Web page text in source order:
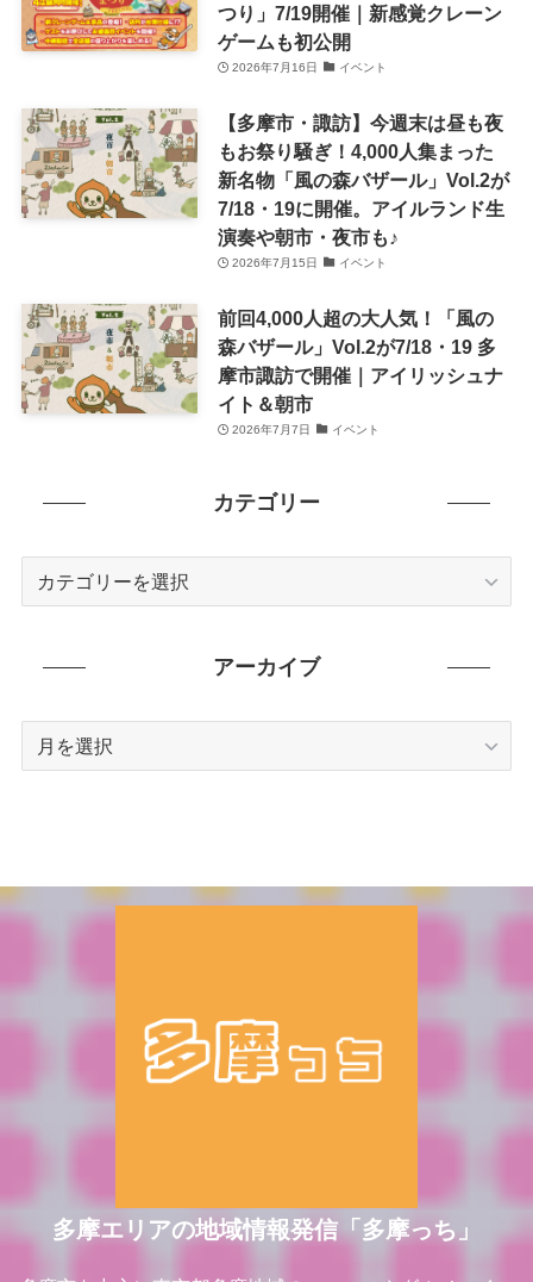
つり」7/19開催｜新感覚クレーン
ゲームも初公開
2026年7月16日 イベント
【多摩市・諏訪】今週末は昼も夜
もお祭り騒ぎ！4,000人集まった
新名物「風の森バザール」Vol.2が
7/18・19に開催。アイルランド生
演奏や朝市・夜市も♪
2026年7月15日 イベント
前回4,000人超の大人気！「風の
森バザール」Vol.2が7/18・19 多
摩市諏訪で開催｜アイリッシュナ
イト＆朝市
2026年7月7日 イベント
カテゴリー
アーカイブ
多摩エリアの地域情報発信「多摩っち」